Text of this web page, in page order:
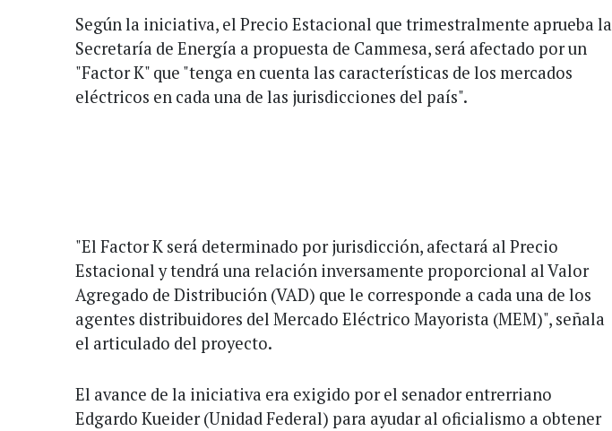
Según la iniciativa, el Precio Estacional que trimestralmente aprueba la
Secretaría de Energía a propuesta de Cammesa, será afectado por un
"Factor K" que "tenga en cuenta las características de los mercados
eléctricos en cada una de las jurisdicciones del país".
"El Factor K será determinado por jurisdicción, afectará al Precio
Estacional y tendrá una relación inversamente proporcional al Valor
Agregado de Distribución (VAD) que le corresponde a cada una de los
agentes distribuidores del Mercado Eléctrico Mayorista (MEM)", señala
el articulado del proyecto.
El avance de la iniciativa era exigido por el senador entrerriano
Edgardo Kueider (Unidad Federal) para ayudar al oficialismo a obtener